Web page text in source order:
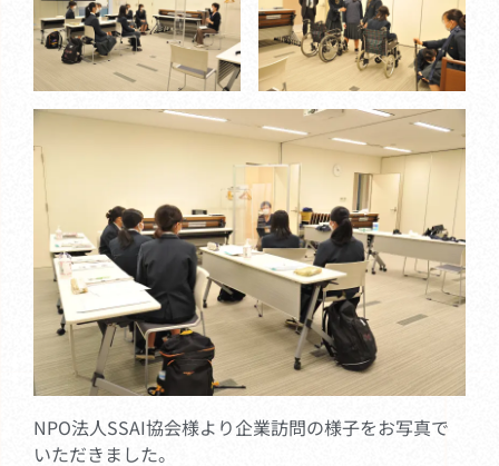
NPO法人SSAI協会様より企業訪問の様子をお写真で
いただきました。